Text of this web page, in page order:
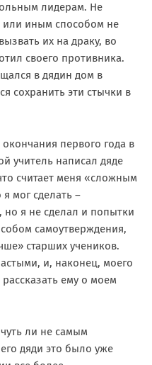
лидерам. Не
или иным способом не
их на драку, во
своего противника.
в дядин дом в
сохранить эти стычки в
первого года в
учитель написал дяде
считает меня «сложным
мог сделать –
но я не сделал и попытки
самоутверждения,
старших учеников.
и, наконец, моего
ему о моем
ли не самым
дяди это было уже